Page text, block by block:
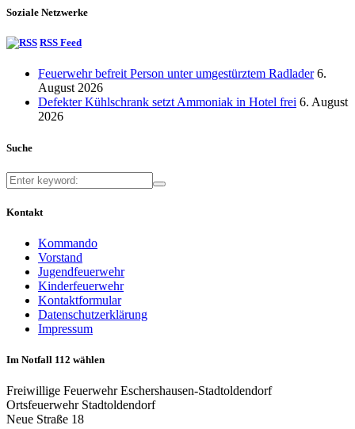
Soziale Netzwerke
RSS Feed
Feuerwehr befreit Person unter umgestürztem Radlader 6.
August 2026
Defekter Kühlschrank setzt Ammoniak in Hotel frei 6. August
2026
Suche
Kontakt
Kommando
Vorstand
Jugendfeuerwehr
Kinderfeuerwehr
Kontaktformular
Datenschutzerklärung
Impressum
Im Notfall 112 wählen
Freiwillige Feuerwehr Eschershausen-Stadtoldendorf
Ortsfeuerwehr Stadtoldendorf
Neue Straße 18